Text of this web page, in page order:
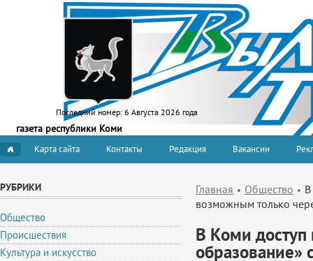
Последний номер: 6 Августа 2026 года
газета республики Коми
Карта сайта Контакты Редакция Вакансии
РУБРИКИ
Общество
Происшествия
Культура и искусство
Главная Общество
возможным только
В Коми доступ
образование»